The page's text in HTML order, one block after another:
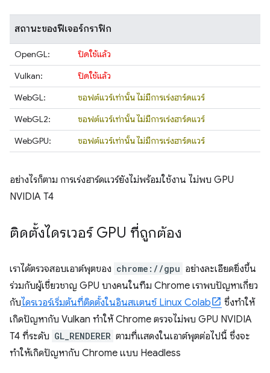
สถานะของฟีเจอร์กราฟิก
OpenGL:
ปิดใช้แล้ว
Vulkan:
ปิดใช้แล้ว
WebGL:
ซอฟต์แวร์เท่านั้น ไม่มีการเร่งฮาร์ดแวร์
WebGL2:
ซอฟต์แวร์เท่านั้น ไม่มีการเร่งฮาร์ดแวร์
WebGPU:
ซอฟต์แวร์เท่านั้น ไม่มีการเร่งฮาร์ดแวร์
อย่างไรก็ตาม การเร่งฮาร์ดแวร์ยังไม่พร้อมใช้งาน ไม่พบ GPU
NVIDIA T4
ติดตั้งไดรเวอร์ GPU ที่ถูกต้อง
เราได้ตรวจสอบเอาต์พุตของ chrome://gpu อย่างละเอียดยิ่งขึ้น
ร่วมกับผู้เชี่ยวชาญ GPU บางคนในทีม Chrome เราพบปัญหาเกี่ยว
กับไดรเวอร์เริ่มต้นที่ติดตั้งในอินสแตนซ์ Linux Colab
ซึ่งทำให้
เกิดปัญหากับ Vulkan ทำให้ Chrome ตรวจไม่พบ GPU NVIDIA
T4 ที่ระดับ GL_RENDERER ตามที่แสดงในเอาต์พุตต่อไปนี้ ซึ่งจะ
ทำให้เกิดปัญหากับ Chrome แบบ Headless